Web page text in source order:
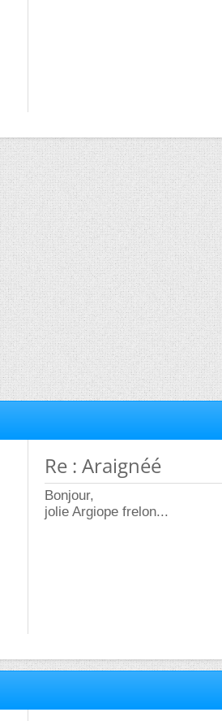
Re : Araignéé
Bonjour,
jolie Argiope frelon...